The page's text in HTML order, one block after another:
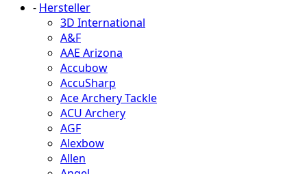
- Hersteller
3D International
A&F
AAE Arizona
Accubow
AccuSharp
Ace Archery Tackle
ACU Archery
AGF
Alexbow
Allen